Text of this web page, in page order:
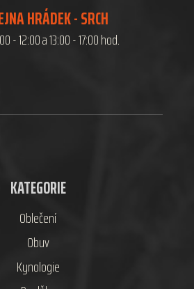
HRÁDEK - SRCH
- 12:00 a 13:00 - 17:00 hod.
KATEGORIE
Oblečení
Obuv
Kynologie